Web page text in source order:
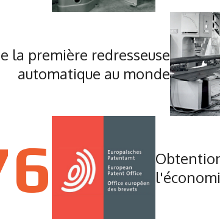
la première redresseuse
automatique au monde